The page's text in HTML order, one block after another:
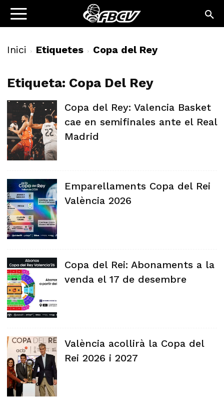
Inici Etiquetes Copa del Rey
Etiqueta: Copa Del Rey
Copa del Rey: Valencia Basket
cae en semifinales ante el Real
Madrid
Emparellaments Copa del Rei
València 2026
Copa del Rei: Abonaments a la
venda el 17 de desembre
València acollirà la Copa del
Rei 2026 i 2027